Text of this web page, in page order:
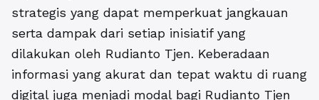
strategis yang dapat memperkuat jangkauan
serta dampak dari setiap inisiatif yang
dilakukan oleh Rudianto Tjen. Keberadaan
informasi yang akurat dan tepat waktu di ruang
digital juga menjadi modal bagi Rudianto Tjen